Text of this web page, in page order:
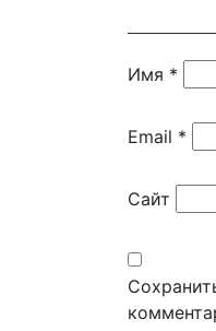
Имя *
Email *
Сайт